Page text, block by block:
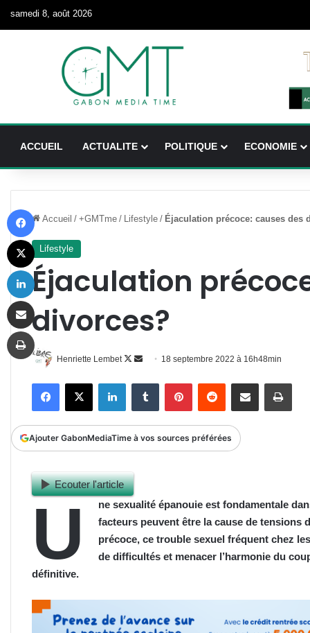
samedi 8, août 2026
ACCUEIL ACTUALITE POLITIQUE ECONOMIE
Accueil / +GMTme / Lifestyle / Éjaculation précoce: causes des
Lifestyle
Éjaculation
divorces?
Henriette Lembet
Follow
Envoyer
courriel
18 septembre 2022 à 16h48min
FacebookX LinkedinTumblr PinterestReddit Partager par email
Ajouter GabonMediaTime à vos sources préférées
Ecouter l'article
U
ne sexualité épanouie est fondamentale
facteurs peuvent être la cause de tensions
précoce, ce trouble sexuel fréquent chez
de difficultés et menacer l’harmonie du
définitive.
X
Linkedin
Partager par email
Imprimer